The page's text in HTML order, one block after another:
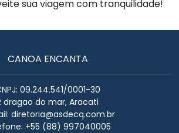
sua viagem com tranquilidade!
CANOA ENCANTA
09.244.541/0001-30
dragao do mar, Aracati
diretoria@asdecq.com.br
+55 (88) 997040005